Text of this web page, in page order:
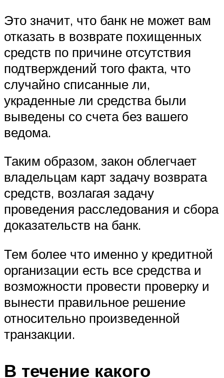
Это значит, что банк не может вам
отказать в возврате похищенных
средств по причине отсутствия
подтверждений того факта, что
случайно списанные ли,
украденные ли средства были
выведены со счета без вашего
ведома.
Таким образом, закон облегчает
владельцам карт задачу возврата
средств, возлагая задачу
проведения расследования и сбора
доказательств на банк.
Тем более что именно у кредитной
организации есть все средства и
возможности провести проверку и
вынести правильное решение
относительно произведенной
транзакции.
В течение какого